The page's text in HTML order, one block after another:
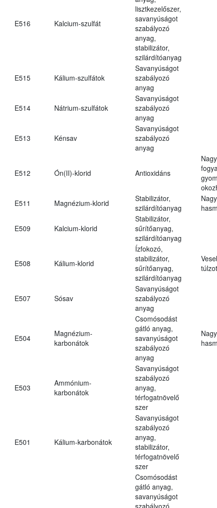
E516 Kalcium-szulfát
lisztkezelőszer,
savanyúságot
szabályozó
anyag,
stabilizátor,
szilárdítóanyag
E515 Kálium-szulfátok
Savanyúságot
szabályozó
anyag
E514 Nátrium-szulfátok
Savanyúságot
szabályozó
anyag
E513 Kénsav
Savanyúságot
szabályozó
anyag
E512 Ón(II)-klorid Antioxidáns
E511
Magnézium-klorid
Stabilizátor,
szilárdítóanyag
E509 Kalcium-klorid
Stabilizátor,
sűrítőanyag,
szilárdítóanyag
E508 Kálium-klorid
Ízfokozó,
stabilizátor,
sűrítőanyag,
szilárdítóanyag
E507 Sósav
Savanyúságot
szabályozó
anyag
E504
Magnézium-
karbonátok
Csomósodást
gátló anyag,
savanyúságot
szabályozó
anyag
E503
Ammónium-
karbonátok
Savanyúságot
szabályozó
anyag,
térfogatnövelő
szer
E501 Kálium-karbonátok
Savanyúságot
szabályozó
anyag,
stabilizátor,
térfogatnövelő
szer
Csomósodást
gátló anyag,
savanyúságot
szabályozó